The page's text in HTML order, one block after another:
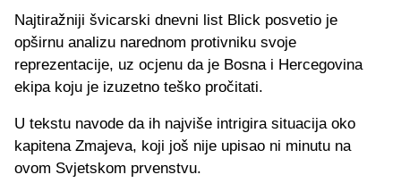
Najtiražniji švicarski dnevni list Blick posvetio je
opširnu analizu narednom protivniku svoje
reprezentacije, uz ocjenu da je Bosna i Hercegovina
ekipa koju je izuzetno teško pročitati.
U tekstu navode da ih najviše intrigira situacija oko
kapitena Zmajeva, koji još nije upisao ni minutu na
ovom Svjetskom prvenstvu.